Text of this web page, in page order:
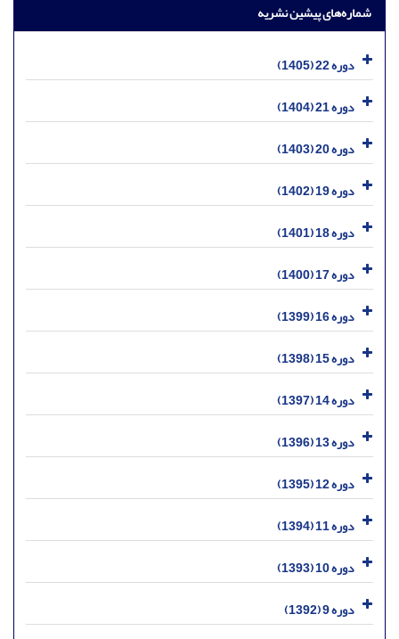
شماره‌های پیشین نشریه
دوره 22 (1405)
دوره 21 (1404)
دوره 20 (1403)
دوره 19 (1402)
دوره 18 (1401)
دوره 17 (1400)
دوره 16 (1399)
دوره 15 (1398)
دوره 14 (1397)
دوره 13 (1396)
دوره 12 (1395)
دوره 11 (1394)
دوره 10 (1393)
دوره 9 (1392)